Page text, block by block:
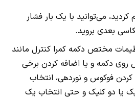
می‌توانید با یک بار فشار
بعدی بروید.
مختص دکمه کمرا کنترل مانند
روی دکمه و یا اضافه کردن برخی
فوکوس و نوردهی، انتخاب
یا دو کلیک و حتی انتخاب یک